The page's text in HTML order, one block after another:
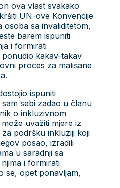
ova vlast svakako
UN-ove Konvencije
osoba sa invaliditetom,
barem ispuniti
i formirati
kakav-takav
proces za mališane
ispuniti
sebi zadao u članu
o inkluzivnom
uvažiti mjere iz
podršku inkluziji koji
posao, izradili
u saradnji sa
i formirati
se, opet ponavljam,